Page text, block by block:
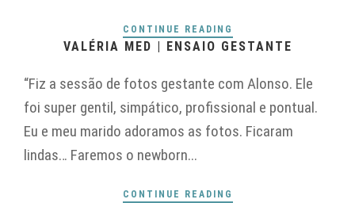
CONTINUE READING
VALÉRIA MED | ENSAIO GESTANTE
“Fiz a sessão de fotos gestante com Alonso. Ele
foi super gentil, simpático, profissional e pontual.
Eu e meu marido adoramos as fotos. Ficaram
lindas… Faremos o newborn...
CONTINUE READING